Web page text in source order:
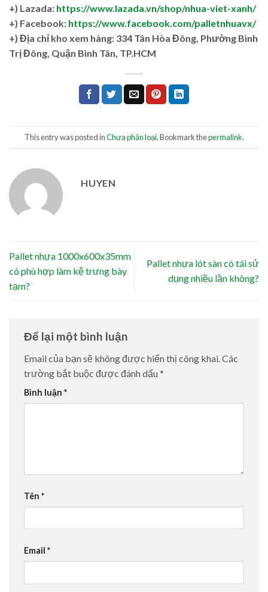
+) Lazada: https://www.lazada.vn/shop/nhua-viet-xanh/
+) Facebook: https://www.facebook.com/palletnhuavx/
+) Địa chỉ kho xem hàng: 334 Tân Hòa Đông, Phường Bình
Trị Đông, Quận Bình Tân, TP.HCM
This entry was posted inChưa phân loại. Bookmark thepermalink.
HUYEN
Pallet nhựa 1000x600x35mm
có phù hợp làm kệ trưng bày
tạm?
Pallet nhựa lót sàn có tái sử
dụng nhiều lần không?
Để lại một bình luận
Email của bạn sẽ không được hiển thị công khai.Các
trường bắt buộc được đánh dấu *
Bình luận *
Tên *
Email *